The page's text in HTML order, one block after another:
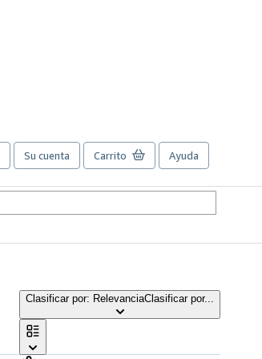
Su cuenta Carrito Ayuda
Clasificar por: RelevanciaClasificar por...